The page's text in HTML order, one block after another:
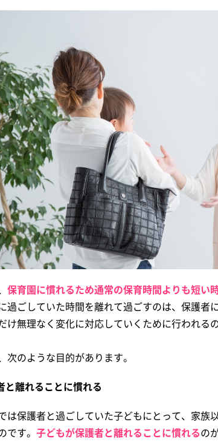
保育園に慣れるため通常の保育時間よりも短い
過ごしていた時間を離れて過ごすのは、保護者
け無理なく変化に対応していくために行われる
次のような目的があります。
と離れることに慣れる
は保護者と過ごしていた子どもにとって、家族
です。 子どもが保護者と離れることに慣れるの